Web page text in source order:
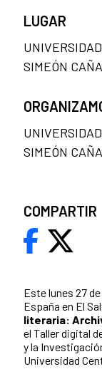
Este lunes 27
España en El
literaria:
el Taller digital
y la
Universidad
LUGAR
SIMEÓN
SIMEÓN
COMPARTIR